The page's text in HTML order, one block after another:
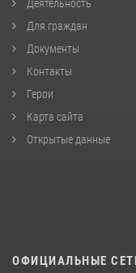
Деятельность
Для граждан
Документы
Контакты
Герои
Карта сайта
Открытые данные
ОФИЦИАЛЬНЫЕ